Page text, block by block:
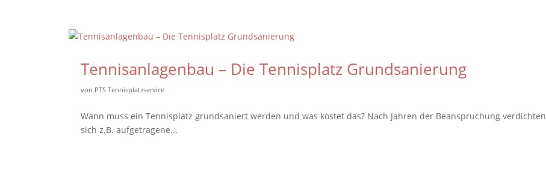
Tennisanlagenbau – Die Tennisplatz Grundsanierung
von PTS Tennisplatzservice
Wann muss ein Tennisplatz grundsaniert werden und was kostet das? Nach Jahren der Beanspruchung verdichten
sich z.B. aufgetragene...